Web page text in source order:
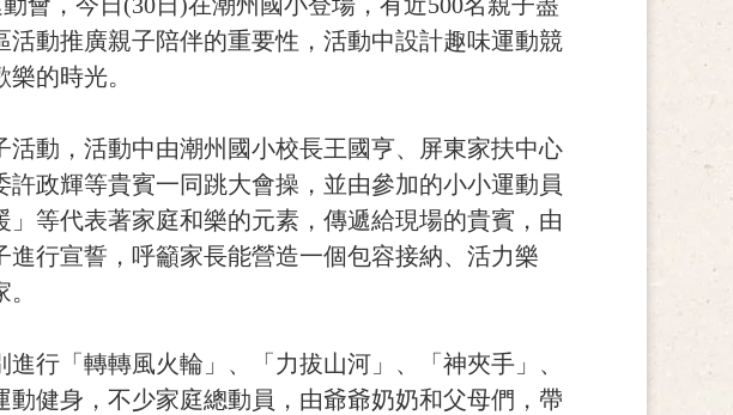
動推廣親子陪伴的重要性，活動中設計趣味運動競
的時光。
動，活動中由潮州國小校長王國亨、屏東家扶中心
政輝等貴賓一同跳大會操，並由參加的小小運動員
等代表著家庭和樂的元素，傳遞給現場的貴賓，由
行宣誓，呼籲家長能營造一個包容接納、活力樂
行「轉轉風火輪」、「力拔山河」、「神夾手」、
動健身，不少家庭總動員，由爺爺奶奶和父母們，帶